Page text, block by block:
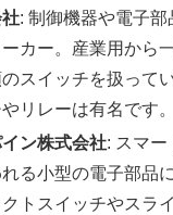
: 制御機器や電子部
カー。産業用から
スイッチを扱って
リレーは有名です。
ン株式会社: スマー
る小型の電子部品
トスイッチやスラ